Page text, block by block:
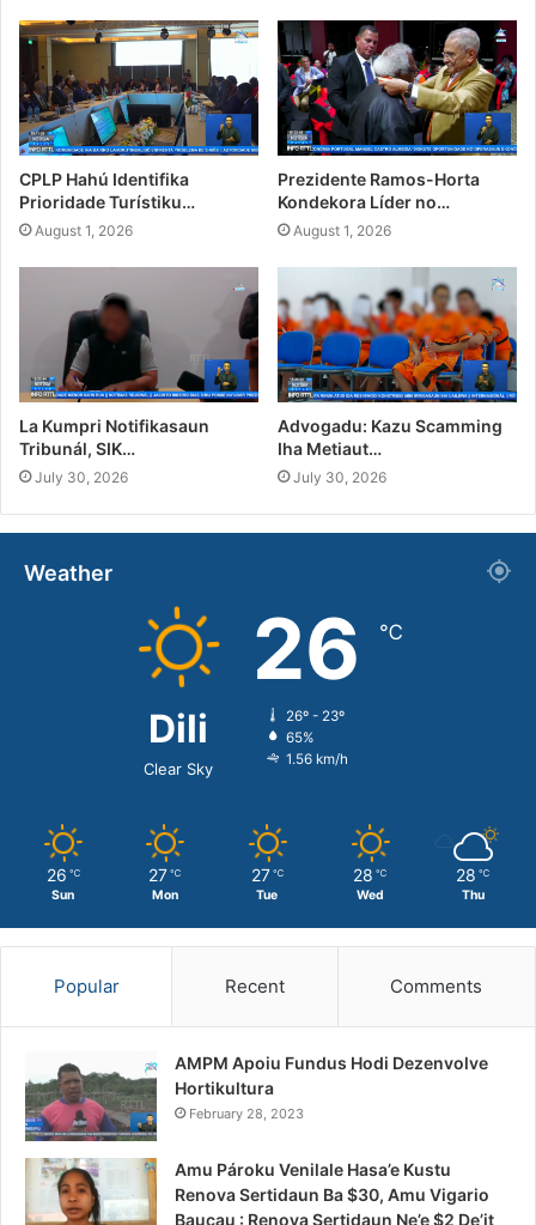
CPLP Hahú Identifika
Prioridade Turístiku…
August 1, 2026
Prezidente Ramos-Horta
Kondekora Líder no…
August 1, 2026
La Kumpri Notifikasaun
Tribunál, SIK…
July 30, 2026
Advogadu: Kazu Scamming
Iha Metiaut…
July 30, 2026
Weather
Dili
Clear Sky
26 ℃
26º - 23º
65%
1.56 km/h
26 ℃
Sun
27 ℃
Mon
27 ℃
Tue
28 ℃
Wed
28 ℃
Thu
Popular Recent Comments
AMPM Apoiu Fundus Hodi Dezenvolve
Hortikultura
February 28, 2023
Amu Pároku Venilale Hasa’e Kustu
Renova Sertidaun Ba $30, Amu Vigario
Baucau : Renova Sertidaun Ne’e $2 De’it